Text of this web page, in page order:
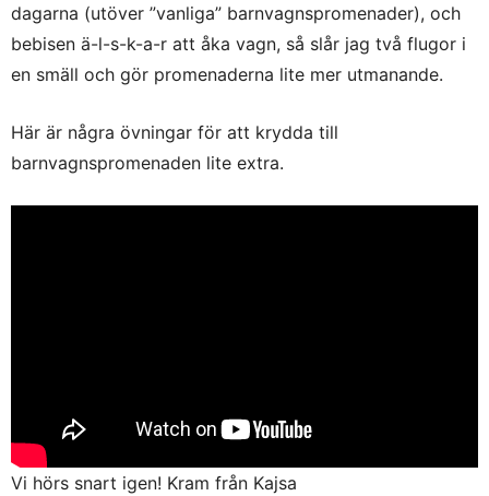
dagarna (utöver ”vanliga” barnvagnspromenader), och
bebisen ä-l-s-k-a-r att åka vagn, så slår jag två flugor i
en smäll och gör promenaderna lite mer utmanande.
Här är några övningar för att krydda till
barnvagnspromenaden lite extra.
Vi hörs snart igen! Kram från Kajsa